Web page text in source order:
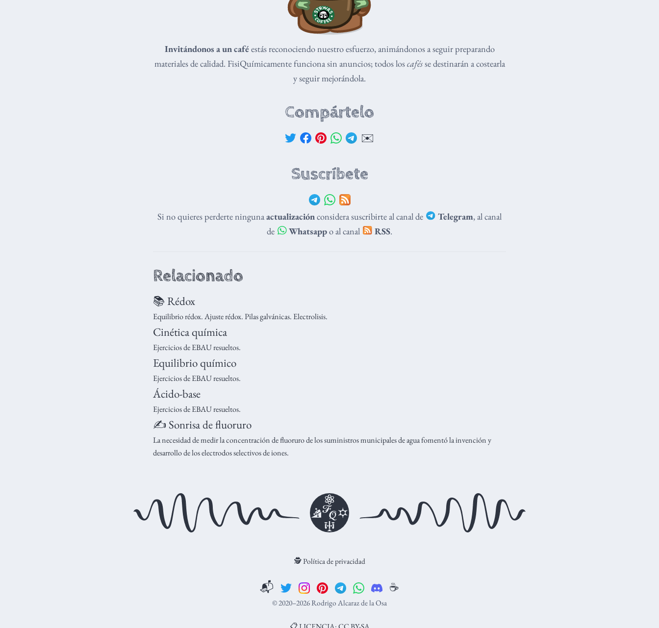
Invitándonos a un caféestás reconociendo nuestro esfuerzo, animándonos a seguir preparando
materiales de calidad. FisiQuímicamente funciona sin anuncios; todos loscafésse destinarán a costearla
y seguir mejorándola.
Compártelo
✉️
Suscríbete
Si no quieres perderte ningunaactualización considera suscribirte al canal de Telegram, al canal
de
Whatsappo al canal RSS.
Relacionado
📚 Rédox
Equilibrio rédox. Ajuste rédox. Pilas galvánicas. Electrolisis.
Cinética química
Ejercicios de EBAU resueltos.
Equilibrio químico
Ejercicios de EBAU resueltos.
Ácido-base
Ejercicios de EBAU resueltos.
✍️ Sonrisa de fluoruro
La necesidad de medir la concentración de fluoruro de los suministros municipales de agua fomentó la invención y
desarrollo de los electrodos selectivos de iones.
🕵️ Política de privacidad
📬 ☕️
© 2020–2026 Rodrigo Alcaraz de la Osa